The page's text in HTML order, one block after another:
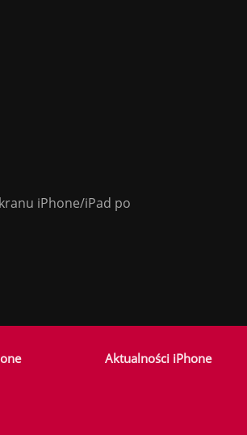
iPhone/iPad po
Aktualności iPhone